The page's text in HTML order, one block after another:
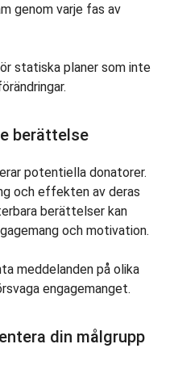
genom varje fas av
statiska planer som inte
berättelse
potentiella donatorer.
och effekten av deras
berättelser kan
och motivation.
meddelanden på olika
engagemanget.
din målgrupp